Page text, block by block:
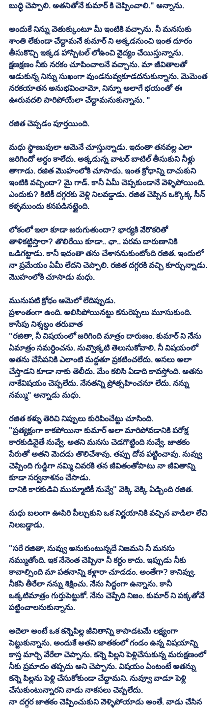
బుద్ధి చెప్పాలి. అతనితోనే కుమార్ కి చెప్పించాలి." అన్నాను.
అందుకే నిన్ను వెతుక్కుంటూ మీ ఇంటికి వచ్చాను. నీ మనసుకు
శాంతి లేకుండా చేద్దామనే కుమార్ ని అక్కడనుంచి ఇంత దూరం
తీసుకొచ్చి ఇక్కడ హాస్పిటల్ లోఉంచి వైద్యం చేయిస్తున్నాను.
క్షణక్షణం నీకు నరకం చూపించాలనే వచ్చాను. మా జీవితాలతో
ఆడుకున్న నిన్ను సుఖంగా వుండనువ్వకూడదనుకున్నాను. మెమెంత
నరకయాతన అనుభవించామో, నిన్నూ అలాగే భయంతో ఈ
ఊరువదలి పారిపోయేలా చేద్దామనుకున్నాను. "
రజిత చెప్పడం పూర్తయింది.
మధు స్థాణువులా ఆమెనే చూస్తున్నాడు. ఇదంతా తనవల్ల ఎలా
జరిగిందో అర్ధం కాలేదు. అక్కడున్న వాటర్ బాటిల్ తీసుకుని నీళ్లు
తాగాడు. రజిత మొహంలోకి చూసాడు. ఇంత క్రోధాన్ని దాచుకుని
ఇంటికి వచ్చిందా? మై గాడ్. కానీ ఏమీ చెప్పకుండానే వెళ్ళిపోయింది.
ఎందుకు? కిటికీ దగ్గరకు వెళ్లి నిలవడ్డాడు. రజిత చెప్పిన ఒక్కొక్క సీన్
కళ్ళముందు కనపడినట్టైంది.
లోకంలో ఇలా కూడా జరుగుతుందా? భార్యకి వేరొకరితో
తాళికట్టిస్తారా? తొలిరేయి కూడా.. ఛా.. పరమ దారుణానికి
ఒడిగట్టాడు. కానీ ఇదంతా తను చేశాననుకుంటోంది రజిత. ఇందులో
నా ప్రమేయం ఏమీ లేదని చెప్పాలి. రజిత దగ్గరకి వచ్చి కూర్చున్నాడు.
మొహంలోకి చూసాడు మధు.
మునుపటి క్రోధం ఆమెలో లేదిప్పుడు.
ప్రశాంతంగా ఉంది. అలిసిపోయినట్టు కనురెప్పలు మూసుకుంది.
కాసేపు నిశ్శబ్దం తరువాత
"రజితా, నీ విషయంలో జరిగింది మాత్రం దారుణం. కుమార్ ని నేను
ఏమాత్రం సమర్ధించను. నువ్వొక్కటి తెలుసుకోవాలి. నీ విషయంలో
అతను చేసేపనికి ఎలాంటి మద్దతూ ప్రకటించలేదు. అసలు అలా
చేస్తాడని కూడా నాకు తెలీదు. మేం కలిసి ఏడాది కావస్తోంది. అతను
నాకేవిషయం చెప్పలేదు. నేనతన్ని ప్రోత్సహించనూ లేదు. నన్ను
నమ్ము" అన్నాడు మధు.
రజిత కళ్ళు తెరిచి నిప్పులు కురిపించేట్టు చూసింది.
"ప్రత్యక్షంగా కాకపోయినా కుమార్ అలా మారిపోవడానికి పరోక్ష
కారకుడివైతే నువ్వే. అతని మనసు చెడగొట్టింది నువ్వే. జాతకం
పేరుతో అతని మెదడు తొలిచేశావు. తప్పు దోవ పట్టించావు. నువ్వు
చెప్పింది గుడ్డిగా నమ్మి చివరకి తన జీవితంతోపాటు నా జీవితాన్ని
కూడా సర్వనాశనం చేసాడు.
దానికి కారకుడివి ముమ్మాటికీ నువ్వే" వెక్కి వెక్కి ఏడ్చింది రజిత.
మధు బలంగా ఊపిరి పీల్చుకుని ఒక నిర్ణయానికి వచ్చిన వాడిలా లేచి
నిలబడ్డాడు.
"సరే రజితా, నువ్వు అనుకుంటున్నదే నిజమని నీ మనసు
నమ్ముతోంది. ఇక నేనెంత చెప్పినా నీ కర్ధం కాదు. ఇప్పుడు నీకు
కావాల్సింది మా పతనాన్ని కళ్లారా చూడడం. అంతేగా? కానివ్వు.
నీకసి తీరేలా నన్ను శిక్షించు. నేను సిద్ధంగా ఉన్నాను. కానీ
ఒక్కటిమాత్రం గుర్తుపెట్టుకో. నేను చెప్పేది నిజం. కుమార్ ని పక్కతోవే
పట్టించాలనుకున్నాను.
అదెలా అంటే ఒక కన్నెపిల్ల జీవితాన్ని కాపాడటమే లక్ష్యంగా
పెట్టుకున్నాను. అందుకే అతని జాతకంలో గండం ఉన్న విషయాన్ని
కాస్త మార్చి వేరేలా చెప్పాను. కన్నె పిల్లని పెళ్లిచేసుకున్న మరుక్షణంలో
నీకు ప్రమాదం తప్పదు అని చెప్పాను. విషయం ఏంటంటే అతన్ను
కన్నె పిల్లను పెళ్లి చేసుకోకుండా చేద్దామని. నువ్వూ వాడూ పెళ్లి
చేసుకుంటున్నారని వాడు నాకసలు చెప్పలేదు.
నా దగ్గర జాతకం చెప్పించుకుని వెళ్ళిపోయాడు అంతే. వాడు చేసిన